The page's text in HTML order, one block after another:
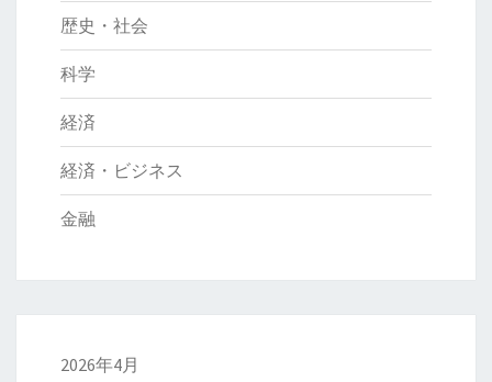
歴史・社会
科学
経済
経済・ビジネス
金融
2026年4月